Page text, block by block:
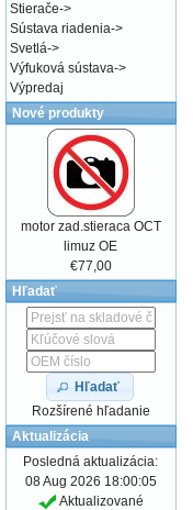
Stierače->
Sústava riadenia->
Svetlá->
Výfuková sústava->
Výpredaj
Nové produkty
motor zad.stieraca OCT
limuz OE
€77,00
Hľadať
Hľadať
Rozšírené hľadanie
Aktualizácia
Posledná aktualizácia:
08 Aug 2026 18:00:05
Aktualizované